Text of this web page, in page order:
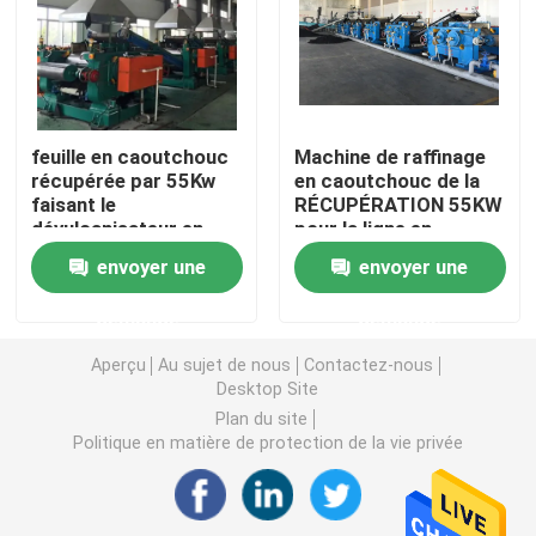
Machine en caoutchouc de moulin de mélange
Chaîne de production en caoutchouc de poudre
Machine en caoutchouc de malaxeur
Mélangeur en caoutchouc de Banbury
Presse de vulcanisation en caoutchouc
Ligne en caoutchouc reprise de feuille
Ligne de recyclage du plastique
feuille en caoutchouc
récupérée par 55Kw
faisant le
dévulcanisateur en
caoutchouc de poudre
de machineenvoyer une
Machine de raffinage
en caoutchouc de la
RÉCUPÉRATION 55KW
pour la ligne en
caoutchouc de feuille
de récupération
envoyer une
Aperçu Au sujet de nous
Contactez-nous
Desktop Site
Plan du site
Politique en matière de protection de la vie privée